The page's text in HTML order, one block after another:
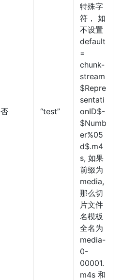
否 “test”
特殊字
符， 如
不设置
default
=
chunk-
stream
$Repre
sentati
onID$-
$Numb
er%05
d$.m4
s, 如果
前缀为
media,
那么切
片文件
名模板
全名为
media-
0-
00001.
m4s 和